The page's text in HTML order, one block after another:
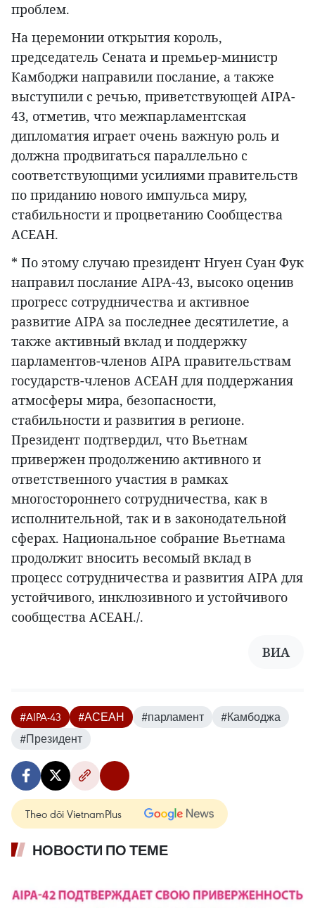
проблем.
На церемонии открытия король,
председатель Сената и премьер-министр
Камбоджи направили послание, а также
выступили с речью, приветствующей AIPA-
43, отметив, что межпарламентская
дипломатия играет очень важную роль и
должна продвигаться параллельно с
соответствующими усилиями правительств
по приданию нового импульса миру,
стабильности и процветанию Сообщества
АСЕАН.
* По этому случаю президент Нгуен Суан Фук
направил послание AIPA-43, высоко оценив
прогресс сотрудничества и активное
развитие AIPA за последнее десятилетие, а
также активный вклад и поддержку
парламентов-членов AIPA правительствам
государств-членов АСЕАН для поддержания
атмосферы мира, безопасности,
стабильности и развития в регионе.
Президент подтвердил, что Вьетнам
привержен продолжению активного и
ответственного участия в рамках
многостороннего сотрудничества, как в
исполнительной, так и в законодательной
сферах. Национальное собрание Вьетнама
продолжит вносить весомый вклад в
процесс сотрудничества и развития AIPA для
устойчивого, инклюзивного и устойчивого
сообщества АСЕАН./.
ВИА
#AIPA-43 #АСЕАН #парламент
#Камбоджа
#Президент
Theo dõi VietnamPlus
НОВОСТИ ПО ТЕМЕ